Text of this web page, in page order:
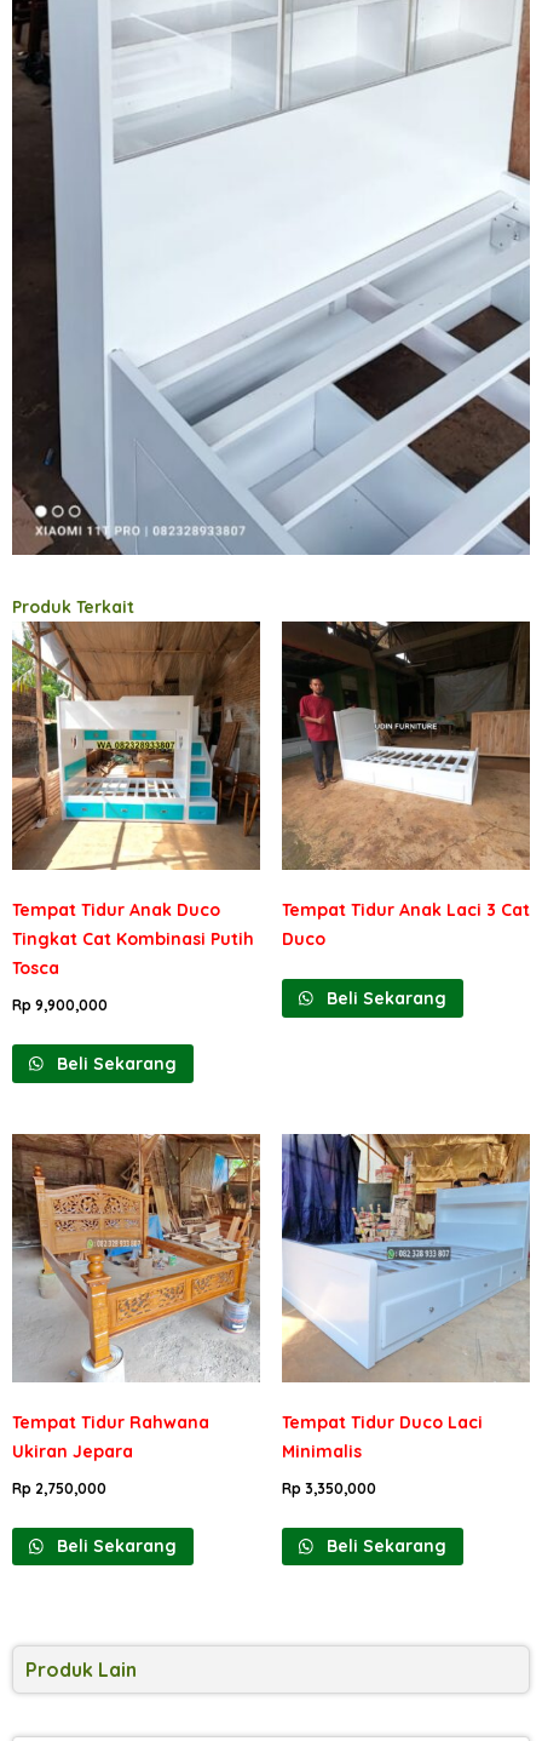
Produk Terkait
Tempat Tidur Anak Duco
Tingkat Cat Kombinasi Putih
Tosca
Rp 9,900,000
Beli Sekarang
Tempat Tidur Anak Laci 3 Cat
Duco
Beli Sekarang
Tempat Tidur Rahwana
Ukiran Jepara
Rp 2,750,000
Beli Sekarang
Tempat Tidur Duco Laci
Minimalis
Rp3,350,000
Beli Sekarang
Produk Lain